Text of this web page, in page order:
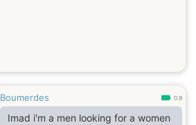
Boumerdes 0.9
Imad i'm a men looking for a women